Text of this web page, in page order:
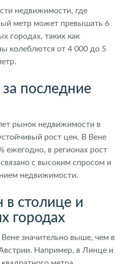
недвижимости, где
метр может превышать 6
городах, таких как
колеблются от 4 000 до 5
последние
рынок недвижимости в
рост цен. В Вене
ежегодно, в регионах рост
с высоким спросом и
недвижимости.
в столице и
городах
значительно выше, чем в
Например, в Линце и